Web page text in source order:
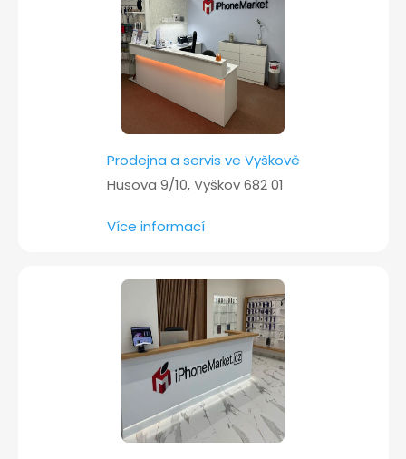
Prodejna a servis ve Vyškově
Husova 9/10, Vyškov 682 01
Více informací